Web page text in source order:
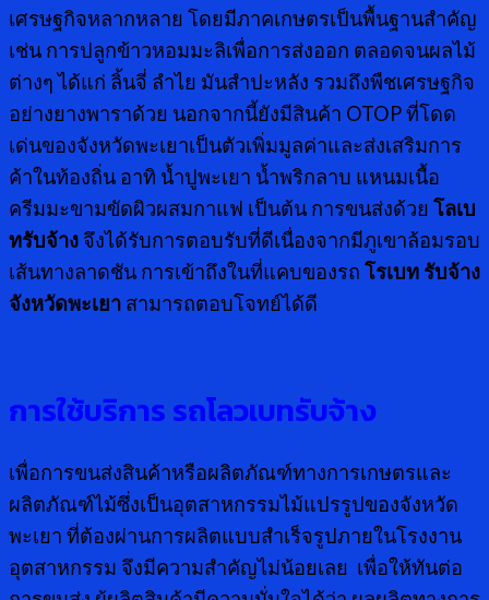
เศรษฐกิจหลากหลาย โดยมีภาคเกษตรเป็นพื้นฐานสำคัญ
เช่น การปลูกข้าวหอมมะลิเพื่อการส่งออก ตลอดจนผลไม้
ต่างๆ ได้แก่ ลิ้นจี่ ลำไย มันสำปะหลัง รวมถึงพืชเศรษฐกิจ
อย่างยางพาราด้วย นอกจากนี้ยังมีสินค้า OTOP ที่โดด
เด่นของจังหวัดพะเยาเป็นตัวเพิ่มมูลค่าและส่งเสริมการ
ค้าในท้องถิ่น อาทิ น้ำปูพะเยา น้ำพริกลาบ แหนมเนื้อ
ครีมมะขามขัดผิวผสมกาแฟ เป็นต้น การขนส่งด้วย โลเบ
ทรับจ้าง จึงได้รับการตอบรับที่ดีเนื่องจากมีภูเขาล้อมรอบ
เส้นทางลาดชัน การเข้าถึงในที่แคบของรถ โรเบท รับจ้าง
จังหวัดพะเยา สามารถตอบโจทย์ได้ดี
การใช้บริการ รถโลวเบทรับจ้าง
เพื่อการขนส่งสินค้าหรือผลิตภัณฑ์ทางการเกษตรและ
ผลิตภัณฑ์ไม้ซึ่งเป็นอุตสาหกรรมไม้แปรรูปของจังหวัด
พะเยา ที่ต้องผ่านการผลิตแบบสำเร็จรูปภายในโรงงาน
อุตสาหกรรม จึงมีความสำคัญไม่น้อยเลย เพื่อให้ทันต่อ